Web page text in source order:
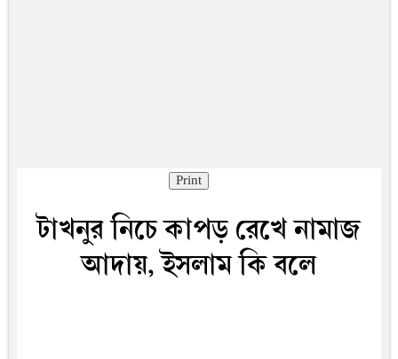
Print
টাখনুর নিচে কাপড় রেখে নামাজ
আদায়, ইসলাম কি বলে